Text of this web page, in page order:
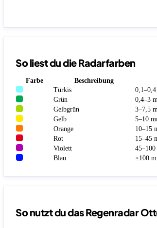
So liest du die Radarfarben
Farbe Beschreibung
Türkis
Grün
0,4–3
Gelbgrün
3–7,5
Gelb
5–10
Orange
10–15
Rot
15–45
Violett
Blau
≥100
So nutzt du das Regenradar